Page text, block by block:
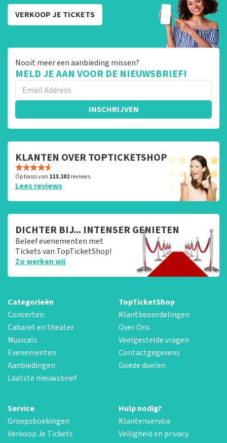
VERKOOP JE TICKETS
Nooit meer een aanbieding missen?
MELD JE AAN VOOR DE NIEUWSBRIEF!
INSCHRIJVEN
KLANTEN OVER TOPTICKETSHOP
Op basis van 113.182reviews
Lees reviews
DICHTER BIJ... INTENSER GENIETEN
Beleef evenementen met
Tickets van TopTicketShop!
Zo werken wij
Categorieën
Concerten
Cabaret en theater
Musicals
Evenementen
Aanbiedingen
Laatste nieuwsbrief
TopTicketShop
Klantbeoordelingen
Over Ons
Veelgestelde vragen
Contactgegevens
Goede doelen
Service
Groepsboekingen
Verkoop Je Tickets
Hulp nodig?
Klantenservice
Veiligheid en privacy